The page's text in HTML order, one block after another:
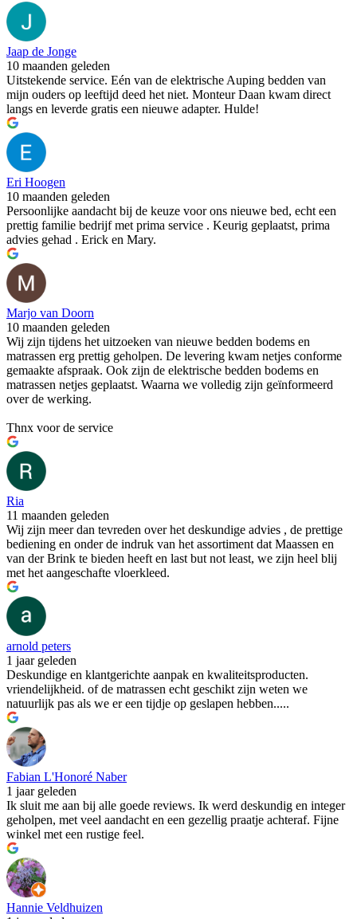
Jaap de Jonge
10 maanden geleden
Uitstekende service. Eén van de elektrische Auping bedden van
mijn ouders op leeftijd deed het niet. Monteur Daan kwam direct
langs en leverde gratis een nieuwe adapter. Hulde!
Eri Hoogen
10 maanden geleden
Persoonlijke aandacht bij de keuze voor ons nieuwe bed, echt een
prettig familie bedrijf met prima service . Keurig geplaatst, prima
advies gehad . Erick en Mary.
Marjo van Doorn
10 maanden geleden
Wij zijn tijdens het uitzoeken van nieuwe bedden bodems en
matrassen erg prettig geholpen. De levering kwam netjes conforme
gemaakte afspraak. Ook zijn de elektrische bedden bodems en
matrassen netjes geplaatst. Waarna we volledig zijn geïnformeerd
over de werking.
Thnx voor de service
Ria
11 maanden geleden
Wij zijn meer dan tevreden over het deskundige advies , de prettige
bediening en onder de indruk van het assortiment dat Maassen en
van der Brink te bieden heeft en last but not least, we zijn heel blij
met het aangeschafte vloerkleed.
arnold peters
1 jaar geleden
Deskundige en klantgerichte aanpak en kwaliteitsproducten.
vriendelijkheid. of de matrassen echt geschikt zijn weten we
natuurlijk pas als we er een tijdje op geslapen hebben.....
Fabian L'Honoré Naber
1 jaar geleden
Ik sluit me aan bij alle goede reviews. Ik werd deskundig en integer
geholpen, met veel aandacht en een gezellig praatje achteraf. Fijne
winkel met een rustige feel.
Hannie Veldhuizen